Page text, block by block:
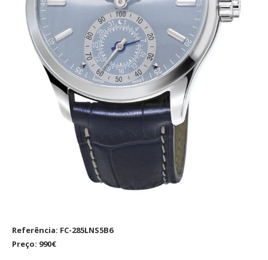
Referência: FC-285LNS5B6
Preço: 990€